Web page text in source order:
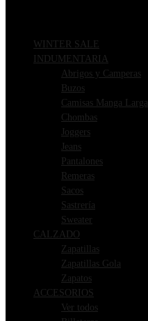
WINTER SALE
INDUMENTARIA
Abrigos y Camperas
Buzos
Camisas Manga Larga
Chombas
Joggers
Jeans
Pantalones
Remeras
Sacos
Sastrería
Sweater
CALZADO
Zapatillas
Zapatillas Gola
Zapatos
ACCESORIOS
Ver todos